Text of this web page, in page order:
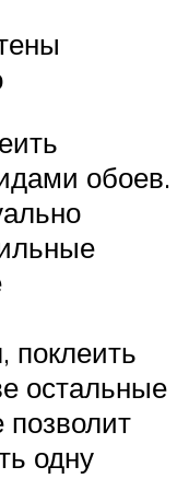
обоев.
поклеить
остальные
одну